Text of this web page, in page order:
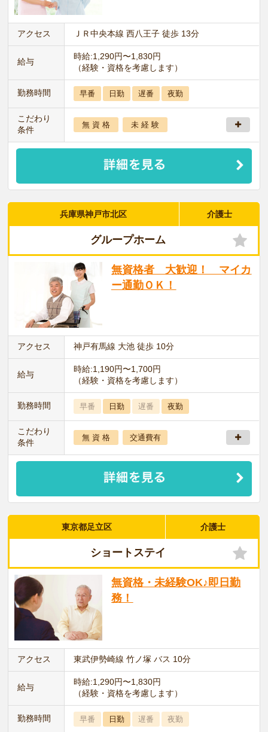
アクセス ＪＲ中央本線 西八王子 徒歩 13分
給与
時給:1,290円〜1,830円
（経験・資格を考慮します）
勤務時間 早番 日勤 遅番 夜勤
こだわり
条件
無 資 格 未 経 験
兵庫県神戸市北区 介護士
グループホーム
無資格者 大歓迎！ マイカ
ー通勤ＯＫ！
アクセス 神戸有馬線 大池 徒歩 10分
給与
時給:1,190円〜1,700円
（経験・資格を考慮します）
勤務時間 早番 日勤 遅番 夜勤
こだわり
条件
無 資 格 交通費有
東京都足立区 介護士
ショートステイ
無資格・未経験OK♪即日勤
務！
アクセス 東武伊勢崎線 竹ノ塚 バス 10分
給与
時給:1,290円〜1,830円
（経験・資格を考慮します）
勤務時間 早番 日勤 遅番 夜勤